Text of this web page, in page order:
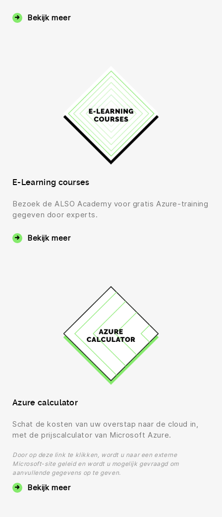
Bekijk meer
E-Learning courses
Bezoek de ALSO Academy voor gratis Azure-training
gegeven door experts.
Bekijk meer
Azure calculator
Schat de kosten van uw overstap naar de cloud in,
met de prijscalculator van Microsoft Azure.
Door op deze link te klikken, wordt u naar een externe
Microsoft-site geleid en wordt u mogelijk gevraagd om
aanvullende gegevens op te geven.
Bekijk meer